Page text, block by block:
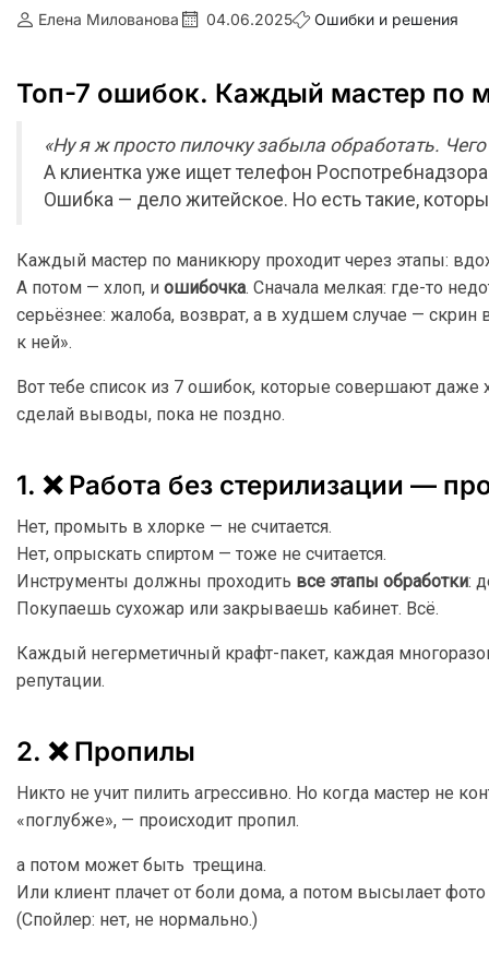
Елена Милованова 04.06.2025 Ошибки и решения
Топ-7 ошибок. Каждый мастер по
«Ну я ж просто пилочку забыла обработать.
А клиентка уже ищет телефон
Ошибка — дело житейское. Но есть такие,
Каждый мастер по маникюру проходит через этапы:
А потом — хлоп, и ошибочка. Сначала мелкая: где-то
серьёзнее: жалоба, возврат, а в худшем случае —
к ней».
Вот тебе список из 7 ошибок, которые совершают
сделай выводы, пока не поздно.
1. ❌ Работа без стерилизации —
Нет, промыть в хлорке — не считается.
Нет, опрыскать спиртом — тоже не считается.
Инструменты должны проходить все этапы обработки:
Покупаешь сухожар или закрываешь кабинет. Всё.
Каждый негерметичный крафт-пакет, каждая
репутации.
2. ❌ Пропилы
Никто не учит пилить агрессивно. Но когда мастер не
«поглубже», — происходит пропил.
а потом может быть трещина.
Или клиент плачет от боли дома, а потом высылает
(Спойлер: нет, не нормально.)